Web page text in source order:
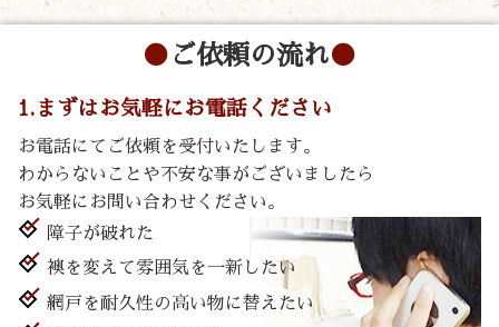
ご依頼の流れ
1.まずはお気軽にお電話ください
お電話にてご依頼を受付いたします。
わからないことや不安な事がございましたら
お気軽にお問い合わせください。
障子が破れた
襖を変えて雰囲気を一新したい
網戸を耐久性の高い物に替えたい